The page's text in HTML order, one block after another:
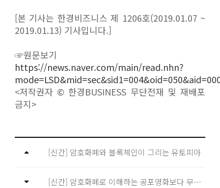
[본 기사는 한경비즈니스 제 1206호(2019.01.07 ~
2019.01.13) 기사입니다.]
☞원문보기
https://news.naver.com/main/read.nhn?
<저작권자 © 한경BUSINESS 무단전재 및 재배포
금지>
[신간] 암호화폐와 블록체인이 그리는 유토피아
[신간] 암호화폐로 이해하는 공포영화보다 무서운 금융이야기 『크립토 경제의 미래』